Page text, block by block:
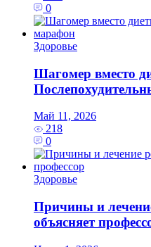
0
Здоровье
Шагомер вместо
Май 11, 2026
218
0
Здоровье
Причины и
объясняет